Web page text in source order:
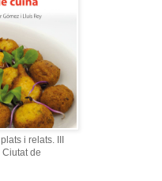
i relats. III
de